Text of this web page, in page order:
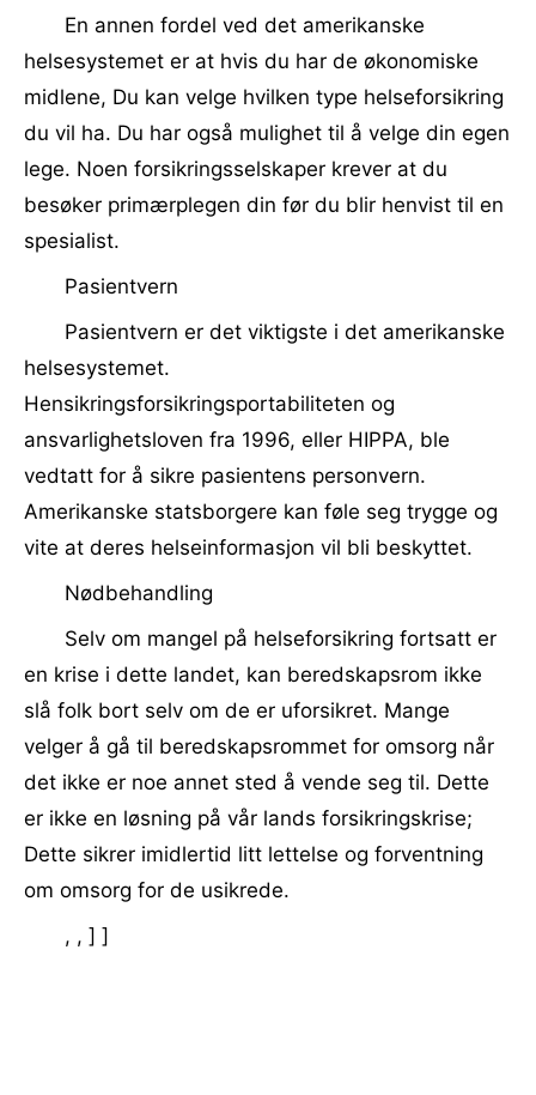
En annen fordel ved det amerikanske
helsesystemet er at hvis du har de økonomiske
midlene, Du kan velge hvilken type helseforsikring
du vil ha. Du har også mulighet til å velge din egen
lege. Noen forsikringsselskaper krever at du
besøker primærplegen din før du blir henvist til en
spesialist.
Pasientvern
Pasientvern er det viktigste i det amerikanske
helsesystemet.
Hensikringsforsikringsportabiliteten og
ansvarlighetsloven fra 1996, eller HIPPA, ble
vedtatt for å sikre pasientens personvern.
Amerikanske statsborgere kan føle seg trygge og
vite at deres helseinformasjon vil bli beskyttet.
Nødbehandling
Selv om mangel på helseforsikring fortsatt er
en krise i dette landet, kan beredskapsrom ikke
slå folk bort selv om de er uforsikret. Mange
velger å gå til beredskapsrommet for omsorg når
det ikke er noe annet sted å vende seg til. Dette
er ikke en løsning på vår lands forsikringskrise;
Dette sikrer imidlertid litt lettelse og forventning
om omsorg for de usikrede.
, , ] ]